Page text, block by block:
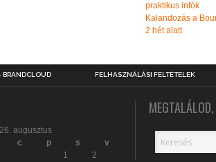
praktikus infók
Kalandozás a
2 hét alatt
BRANDCLOUD FELHASZNÁLÁSI FELTÉTELEK
augusztus
c p s
v
1
2